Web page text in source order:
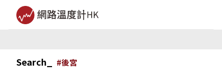
Search_ #後宮